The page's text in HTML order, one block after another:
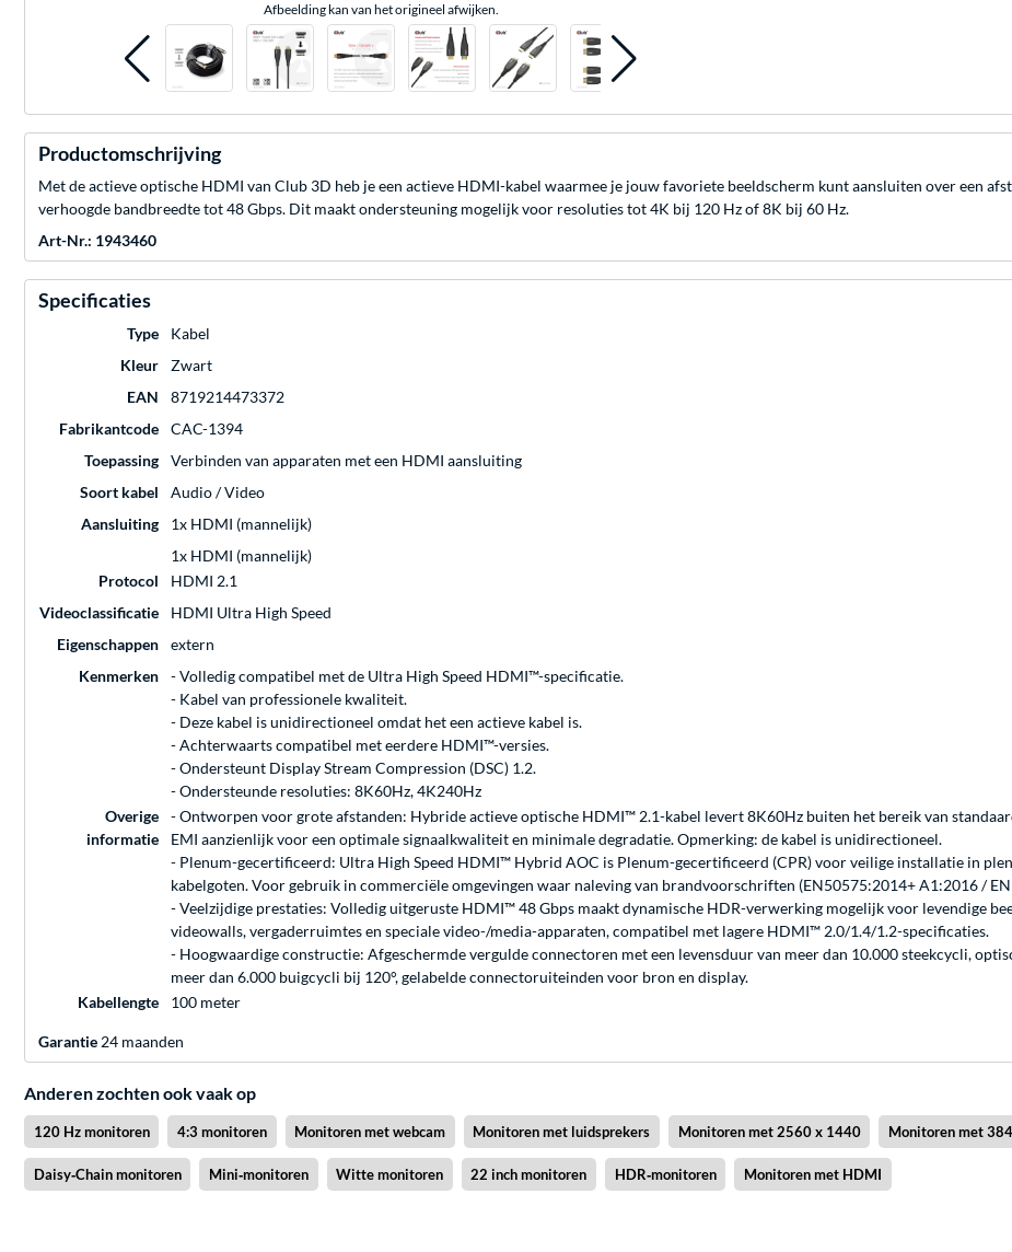
Afbeelding kan van het origineel afwijken.
Productomschrijving
Met de actieve optische HDMI van Club 3D heb je een actieve HDMI-kabel waarmee je jouw favoriete beeldscherm kunt aansluiten over een
verhoogde bandbreedte tot 48 Gbps. Dit maakt ondersteuning mogelijk voor resoluties tot 4K bij 120 Hz of 8K bij 60 Hz.
Art-Nr.: 1943460
Specificaties
Type
Kabel
Kleur
Zwart
EAN
8719214473372
Fabrikantcode
CAC-1394
Toepassing
Verbinden van apparaten met een HDMI aansluiting
Soort kabel
Audio / Video
Aansluiting
1x HDMI (mannelijk)
1x HDMI (mannelijk)
Protocol
HDMI 2.1
Videoclassificatie
HDMI Ultra High Speed
Eigenschappen
extern
Kenmerken
- Volledig compatibel met de Ultra High Speed HDMI™-specificatie.
- Kabel van professionele kwaliteit.
- Deze kabel is unidirectioneel omdat het een actieve kabel is.
- Achterwaarts compatibel met eerdere HDMI™-versies.
- Ondersteunt Display Stream Compression (DSC) 1.2.
- Ondersteunde resoluties: 8K60Hz, 4K240Hz
Overige
informatie
- Ontworpen voor grote afstanden: Hybride actieve optische HDMI™ 2.1-kabel levert 8K60Hz buiten het bereik van
EMI aanzienlijk voor een optimale signaalkwaliteit en minimale degradatie. Opmerking: de kabel is unidirectioneel.
- Plenum-gecertificeerd: Ultra High Speed HDMI™ Hybrid AOC is Plenum-gecertificeerd (CPR) voor veilige installatie in
kabelgoten. Voor gebruik in commerciële omgevingen waar naleving van brandvoorschriften (EN50575:2014+ A1:2016 /
- Veelzijdige prestaties: Volledig uitgeruste HDMI™ 48 Gbps maakt dynamische HDR-verwerking mogelijk voor levendige
videowalls, vergaderruimtes en speciale video-/media-apparaten, compatibel met lagere HDMI™ 2.0/1.4/1.2-specificaties.
- Hoogwaardige constructie: Afgeschermde vergulde connectoren met een levensduur van meer dan 10.000 steekcycli,
meer dan 6.000 buigcycli bij 120°, gelabelde connectoruiteinden voor bron en display.
Kabellengte
100 meter
Garantie 24 maanden
Anderen zochten ook vaak op
120 Hz monitoren 4:3 monitoren Monitoren met webcam Monitoren met luidsprekers Monitoren met 2560 x 1440 Monitoren met
Daisy‑Chain monitoren Mini‑monitoren Witte monitoren 22 inch monitoren HDR‑monitoren Monitoren met HDMI